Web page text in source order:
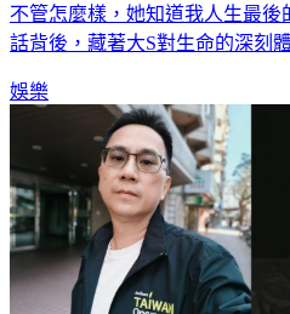
「每一天都當成最後一天來過
不管怎麼樣，她知道我人生最後